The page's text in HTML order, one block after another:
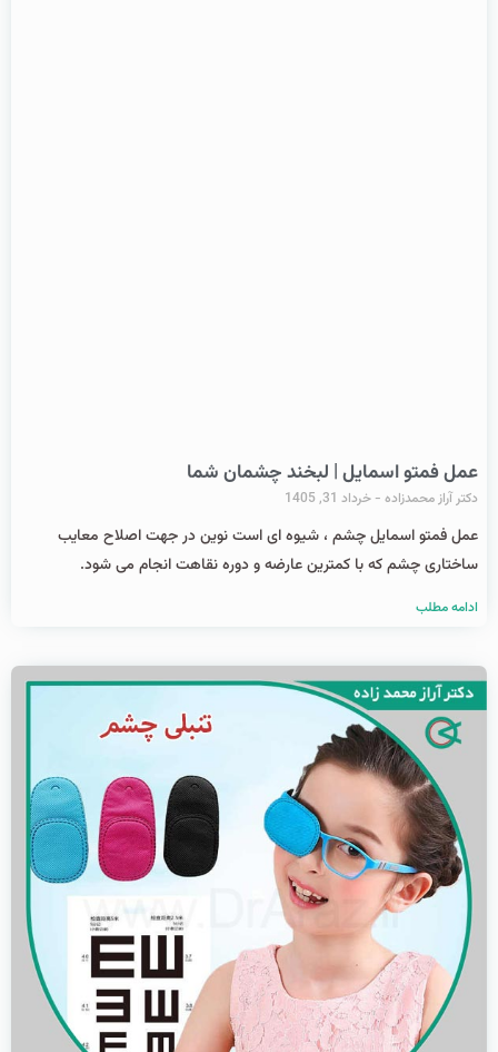
عمل فمتو اسمایل | لبخند چشمان شما
دکتر آراز محمدزاده خرداد 31, 1405
عمل فمتو اسمایل چشم ، شیوه ای است نوین در جهت اصلاح معایب
ساختاری چشم که با کمترین عارضه و دوره نقاهت انجام می شود.
ادامه مطلب